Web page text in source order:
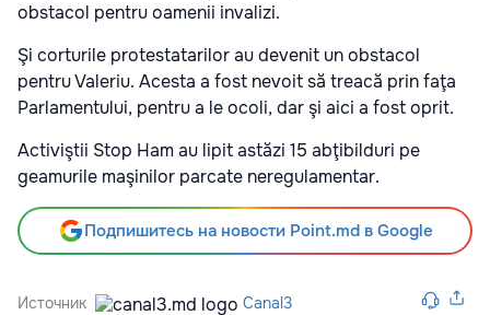
obstacol pentru oamenii invalizi.
Şi corturile protestatarilor au devenit un obstacol
pentru Valeriu. Acesta a fost nevoit să treacă prin faţa
Parlamentului, pentru a le ocoli, dar şi aici a fost oprit.
Activiştii Stop Ham au lipit astăzi 15 abţibilduri pe
geamurile maşinilor parcate neregulamentar.
Подпишитесь на новости Point.md в Google
Источник Canal3